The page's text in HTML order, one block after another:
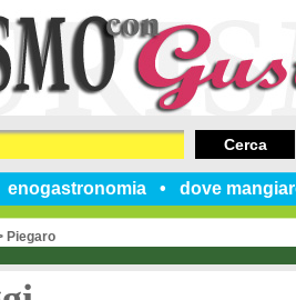
enogastronomia dove
Cerca
Piegaro